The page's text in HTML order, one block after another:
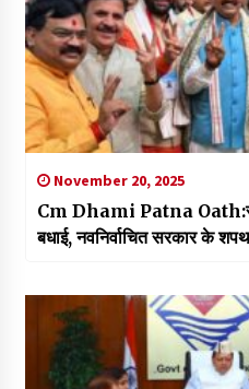
November 20, 2025
Cm Dhami Patna
बधाई, नवनिर्वाचित सरकार के